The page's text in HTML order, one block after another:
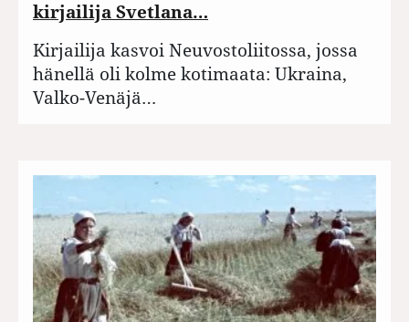
kirjailija Svetlana…
Kirjailija kasvoi Neuvostoliitossa, jossa
hänellä oli kolme kotimaata: Ukraina,
Valko-Venäjä…